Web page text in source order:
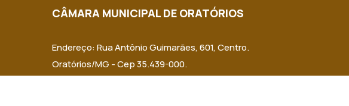
CÂMARA MUNICIPAL DE ORATÓRIOS
Endereço: Rua Antônio Guimarães, 601, Centro.
Oratórios/MG - Cep 35.439-000.